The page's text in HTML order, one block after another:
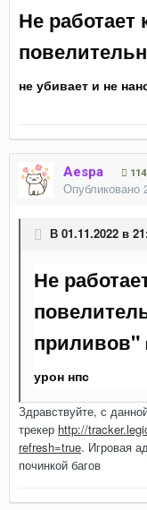
Не
не убивает и не
Aespa 114
Опубликовано
В 01.11.2022 в
Не
приливов"
урон нпс
Здравствуйте, с
трекер http://
refresh=true. Игровая
починкой багов